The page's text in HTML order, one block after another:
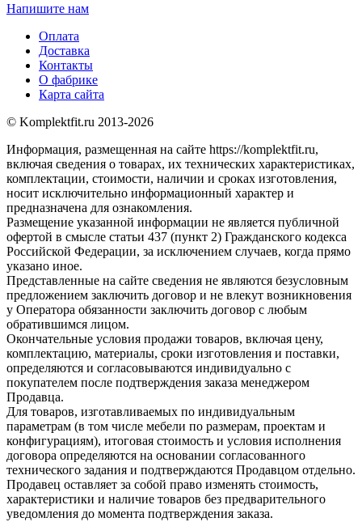
Напишите нам
Оплата
Доставка
Контакты
О фабрике
Карта сайта
© Komplektfit.ru 2013-2026
Информация, размещенная на сайте https://komplektfit.ru,
включая сведения о товарах, их технических характеристиках,
комплектации, стоимости, наличии и сроках изготовления,
носит исключительно информационный характер и
предназначена для ознакомления.
Размещение указанной информации не является публичной
офертой в смысле статьи 437 (пункт 2) Гражданского кодекса
Российской Федерации, за исключением случаев, когда прямо
указано иное.
Представленные на сайте сведения не являются безусловным
предложением заключить договор и не влекут возникновения
у Оператора обязанности заключить договор с любым
обратившимся лицом.
Окончательные условия продажи товаров, включая цену,
комплектацию, материалы, сроки изготовления и поставки,
определяются и согласовываются индивидуально с
покупателем после подтверждения заказа менеджером
Продавца.
Для товаров, изготавливаемых по индивидуальным
параметрам (в том числе мебели по размерам, проектам и
конфигурациям), итоговая стоимость и условия исполнения
договора определяются на основании согласованного
технического задания и подтверждаются Продавцом отдельно.
Продавец оставляет за собой право изменять стоимость,
характеристики и наличие товаров без предварительного
уведомления до момента подтверждения заказа.